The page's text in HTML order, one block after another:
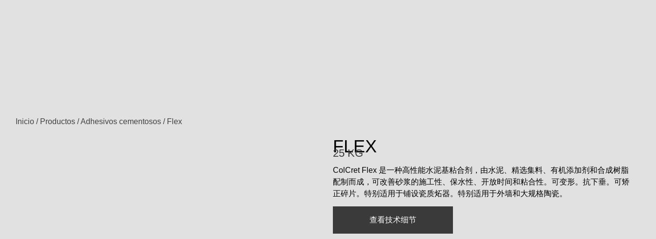
Inicio / Productos /Adhesivos cementosos / Flex
FLEX
25 KG
ColCret Flex 是一种高性能水泥基粘合剂，由水泥、精选集料、有机添加剂和合成树脂
配制而成，可改善砂浆的施工性、保水性、开放时间和粘合性。可变形。抗下垂。可矫
正碎片。特别适用于铺设瓷质炻器。特别适用于外墙和大规格陶瓷。
查看技术细节